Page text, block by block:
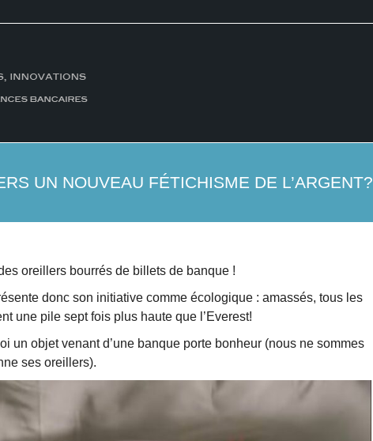
UN NOUVEAU FÉTICHISME DE L’ARGENT?
oreillers bourrés de billets de banque !
donc son initiative comme écologique : amassés, tous les
une pile sept fois plus haute que l’Everest!
un objet venant d’une banque porte bonheur (nous ne sommes
ses oreillers).